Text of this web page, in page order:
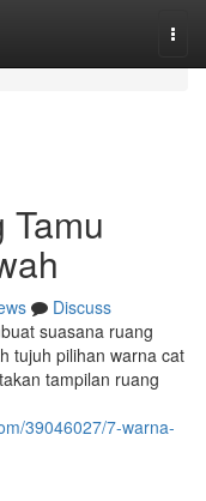
Discuss
suasana ruang
tujuh pilihan warna cat
tampilan ruang
39046027/7-warna-